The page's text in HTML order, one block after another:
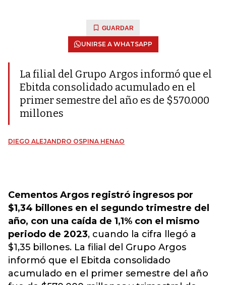
GUARDAR
UNIRSE A WHATSAPP
La filial del Grupo Argos informó que el
Ebitda consolidado acumulado en el
primer semestre del año es de $570.000
millones
DIEGO ALEJANDRO OSPINA HENAO
Cementos Argos registró ingresos por
$1,34 billones en el segundo trimestre del
año, con una caída de 1,1% con el mismo
periodo de 2023, cuando la cifra llegó a
$1,35 billones. La filial del Grupo Argos
informó que el Ebitda consolidado
acumulado en el primer semestre del año